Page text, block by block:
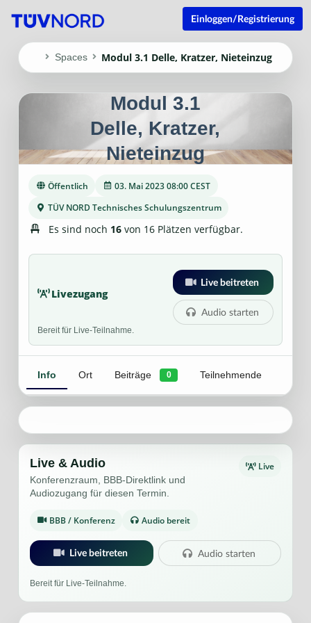
Einloggen/Registrierung
Spaces Modul 3.1 Delle, Kratzer, Nieteinzug
Modul 3.1
Delle, Kratzer,
Nieteinzug
Öffentlich
03. Mai 2023 08:00 CEST
TÜV NORD Technisches Schulungszentrum
Es sind noch 16von 16 Plätzen verfügbar.
Livezugang
Live beitreten
Audio starten
Bereit für Live-Teilnahme.
Info Ort Beiträge 0 Teilnehmende
Live & Audio
Konferenzraum, BBB-Direktlink und
Audiozugang für diesen Termin.
Live
BBB / Konferenz Audio bereit
Live beitreten Audio starten
Bereit für Live-Teilnahme.